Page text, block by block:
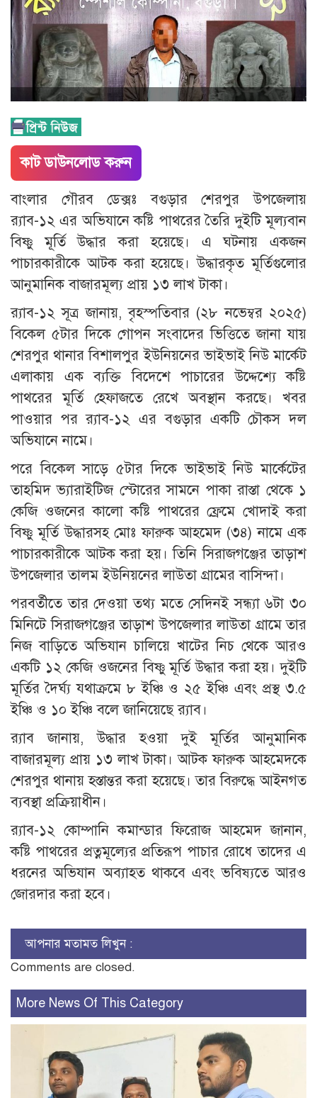
কাট ডাউনলোড করুন
বাংলার গৌরব ডেক্সঃ বগুড়ার শেরপুর উপজেলায়
র‌্যাব-১২ এর অভিযানে কষ্টি পাথরের তৈরি দুইটি মূল্যবান
বিষ্ণু মূর্তি উদ্ধার করা হয়েছে। এ ঘটনায় একজন
পাচারকারীকে আটক করা হয়েছে। উদ্ধারকৃত মূর্তিগুলোর
আনুমানিক বাজারমূল্য প্রায় ১৩ লাখ টাকা।
র‌্যাব-১২ সূত্র জানায়, বৃহস্পতিবার (২৮ নভেম্বর ২০২৫)
বিকেল ৫টার দিকে গোপন সংবাদের ভিত্তিতে জানা যায়
শেরপুর থানার বিশালপুর ইউনিয়নের ভাইভাই নিউ মার্কেট
এলাকায় এক ব্যক্তি বিদেশে পাচারের উদ্দেশ্যে কষ্টি
পাথরের মূর্তি হেফাজতে রেখে অবস্থান করছে। খবর
পাওয়ার পর র‌্যাব-১২ এর বগুড়ার একটি চৌকস দল
অভিযানে নামে।
পরে বিকেল সাড়ে ৫টার দিকে ভাইভাই নিউ মার্কেটের
তাহমিদ ভ্যারাইটিজ স্টোরের সামনে পাকা রাস্তা থেকে ১
কেজি ওজনের কালো কষ্টি পাথরের ফ্রেমে খোদাই করা
বিষ্ণু মূর্তি উদ্ধারসহ মোঃ ফারুক আহমেদ (৩৪) নামে এক
পাচারকারীকে আটক করা হয়। তিনি সিরাজগঞ্জের তাড়াশ
উপজেলার তালম ইউনিয়নের লাউতা গ্রামের বাসিন্দা।
পরবর্তীতে তার দেওয়া তথ্য মতে সেদিনই সন্ধ্যা ৬টা ৩০
মিনিটে সিরাজগঞ্জের তাড়াশ উপজেলার লাউতা গ্রামে তার
নিজ বাড়িতে অভিযান চালিয়ে খাটের নিচ থেকে আরও
একটি ১২ কেজি ওজনের বিষ্ণু মূর্তি উদ্ধার করা হয়। দুইটি
মূর্তির দৈর্ঘ্য যথাক্রমে ৮ ইঞ্চি ও ২৫ ইঞ্চি এবং প্রস্থ ৩.৫
ইঞ্চি ও ১০ ইঞ্চি বলে জানিয়েছে র‌্যাব।
র‌্যাব জানায়, উদ্ধার হওয়া দুই মূর্তির আনুমানিক
বাজারমূল্য প্রায় ১৩ লাখ টাকা। আটক ফারুক আহমেদকে
শেরপুর থানায় হস্তান্তর করা হয়েছে। তার বিরুদ্ধে আইনগত
ব্যবস্থা প্রক্রিয়াধীন।
র‌্যাব-১২ কোম্পানি কমান্ডার ফিরোজ আহমেদ জানান,
কষ্টি পাথরের প্রত্নমূল্যের প্রতিরূপ পাচার রোধে তাদের এ
ধরনের অভিযান অব্যাহত থাকবে এবং ভবিষ্যতে আরও
জোরদার করা হবে।
আপনার মতামত লিখুন :
Comments are closed.
More News Of This Category